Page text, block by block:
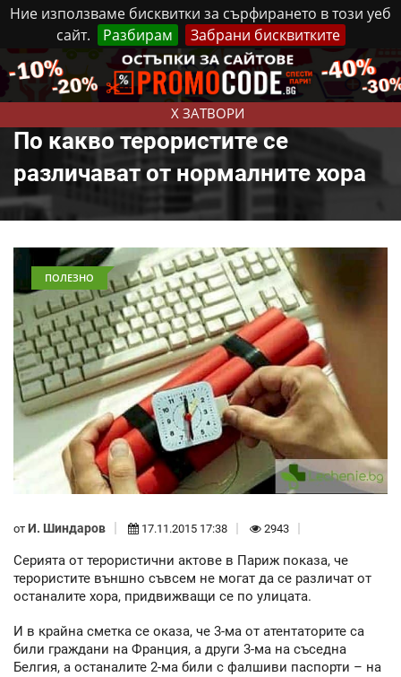
Ние използваме бисквитки за сърфирането в този уеб
сайт.
Разбирам Забрани бисквитките
X ЗАТВОРИ
Петък, 7 Август, 2026 Реклама Контакти
По какво терористите се
различават от нормалните хора
ПОЛЕЗНО
от И. Шиндаров 17.11.2015 17:38 2943
Серията от терористични актове в Париж показа, че
терористите външно съвсем не могат да се различат от
останалите хора, придвижващи се по улицата.
И в крайна сметка се оказа, че 3-ма от атентаторите са
били граждани на Франция, а други 3-ма на съседна
Белгия, а останалите 2-ма били с фалшиви паспорти – на